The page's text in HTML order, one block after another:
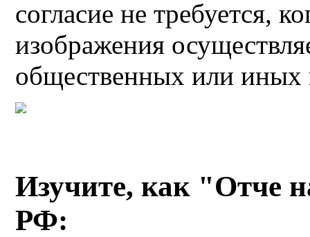
согласие не требуется,
изображения
общественных или иных
Изучите, как "Отче
РФ: